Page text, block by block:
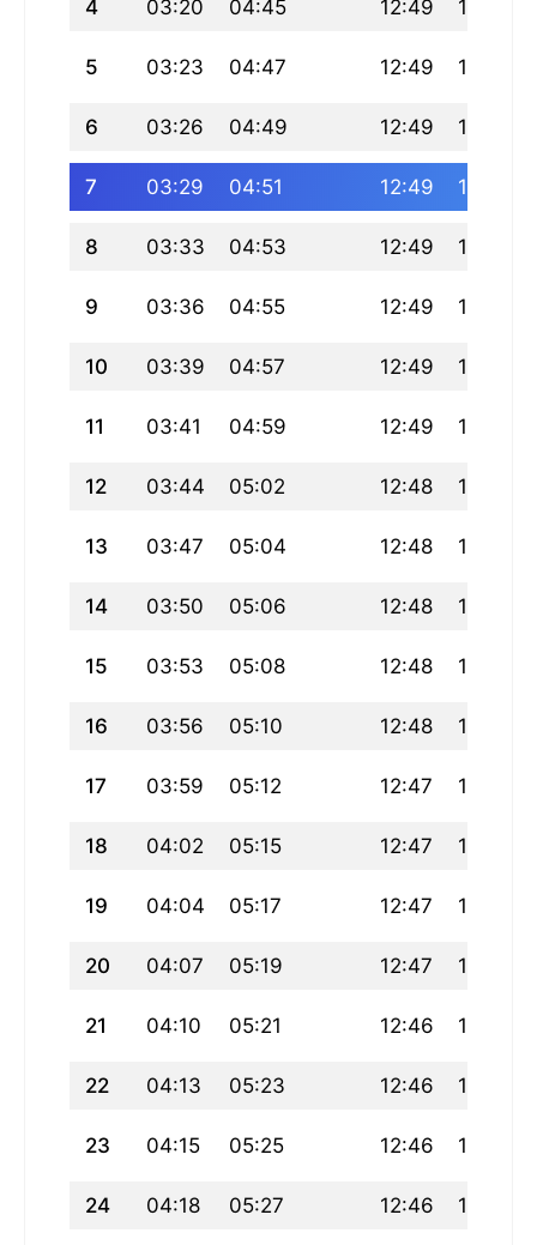
4 03:20 04:45 12:49 17:05
5 03:23 04:47 12:49 17:04
6 03:26 04:49 12:49 17:03
7 03:29 04:51 12:49 17:02
8 03:33 04:53 12:49 17:00
9 03:36 04:55 12:49 16:59
10 03:39 04:57 12:49 16:58
11 03:41 04:59 12:49 16:57
12 03:44 05:02 12:48 16:56
13 03:47 05:04 12:48 16:54
14 03:50 05:06 12:48 16:53
15 03:53 05:08 12:48 16:52
16 03:56 05:10 12:48 16:50
17 03:59 05:12 12:47 16:49
18 04:02 05:15 12:47 16:48
19 04:04 05:17 12:47 16:46
20 04:07 05:19 12:47 16:45
21 04:10 05:21 12:46 16:43
22 04:13 05:23 12:46 16:42
23 04:15 05:25 12:46 16:40
24 04:18 05:27 12:46 16:39